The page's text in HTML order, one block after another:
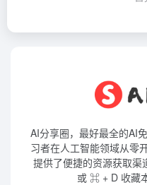
AI分享圈，最好最全的AI
习者在人工智能领域从零
提供了便捷的资源获取渠
或 ⌘ + D 收藏